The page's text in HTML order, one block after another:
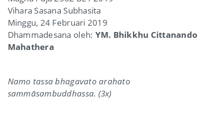
Vihara Sasana Subhasita
Minggu, 24 Februari 2019
Dhammadesana oleh: YM. Bhikkhu Cittanando
Mahathera
Namo tassa bhagavato arahato
sammāsambuddhassa. (3x)